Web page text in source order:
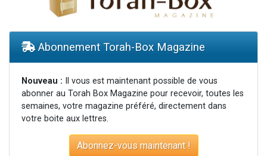
Abonnement Torah-Box Magazine
Nouveau : Il vous est maintenant possible de vous
abonner au Torah Box Magazine pour recevoir, toutes les
semaines, votre magazine préféré, directement dans
votre boite aux lettres.
Abonnez-vous maintenant !